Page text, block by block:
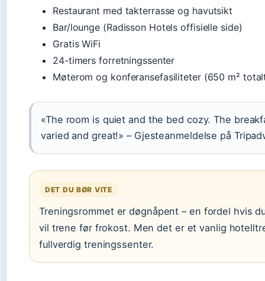
Restaurant med takterrasse og havutsikt
Bar/lounge (Radisson Hotels offisielle side)
Gratis WiFi
24-timers forretningssenter
Møterom og konferansefasiliteter (650 m²
«The room is quiet and the bed cozy. The
varied and great!» – Gjesteanmeldelse på
DET DU BØR VITE
Treningsrommet er døgnåpent – en fordel hvis
vil trene før frokost. Men det er et vanlig
fullverdig treningssenter.